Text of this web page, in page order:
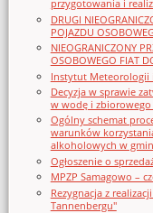
przygotowania i
DRUGI
POJAZDU
NIEOGRANICZONY
OSOBOWEGO FIAT
Instytut Meteorologii
Decyzja w sprawie
w wodę i
Ogólny schemat
warunków
alkoholowych w
Ogłoszenie o
MPZP Samagowo –
Rezygnacja z
Tannenbergu"